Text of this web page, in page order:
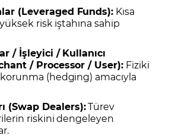
(Leveraged Funds): Kısa
risk iştahına sahip
/ İşleyici / Kullanıcı
/ Processor / User):Fiziki
(hedging) amacıyla
(Swap Dealers):Türev
riskini dengeleyen